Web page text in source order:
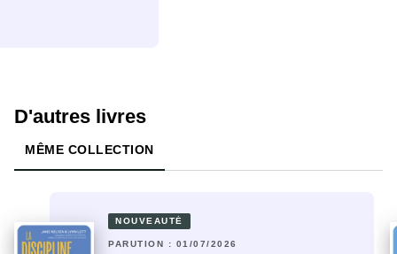
D'autres livres
MÊME COLLECTION
NOUVEAUTÉ
PARUTION : 01/07/2026